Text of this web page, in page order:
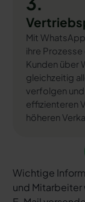
Mit
ihre
Kunden über
gleichzeitig
verfolgen
effizienteren
höheren
Wichtige
und